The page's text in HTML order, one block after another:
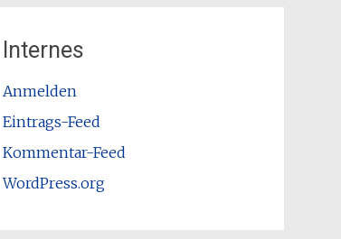
Internes
Anmelden
Eintrags-Feed
Kommentar-Feed
WordPress.org